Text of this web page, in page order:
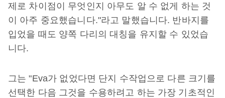
제로 차이점이 무엇인지 아무도 알 수 없게 하는 것
이 아주 중요했습니다."라고 말했습니다. 반바지를
입었을 때도 양쪽 다리의 대칭을 유지할 수 있었습
니다.
그는 "Eva가 없었다면 단지 수작업으로 다른 크기를
선택한 다음 그것을 수용하려고 하는 가장 기초적인